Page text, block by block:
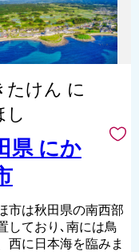
り「名水百選」に選
ております。こんこ
き出す清水、水面を
木漏れ日、四季を感
。
東北最大級のラベン
があり、初夏には約
のラベンダーが見頃
ます。町オリジナル
ホワイトラベンダー
と紫ラベンダーが鮮
色づき、白色と紫色
トラストを楽しむこ
たけん に
し
県 にか
市は秋田県の南西部
しており､南には鳥
西に日本海を臨みま